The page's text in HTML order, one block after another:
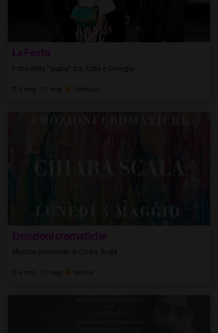
La Festa
Il rito della "supra" tra Italia e Georgia
6 mag - 17 mag Spettacoli
Emozioni cromatiche
Mostra personale di Chiara Scala
4 mag - 17 mag Mostre